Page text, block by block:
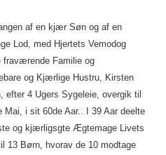
af en kjær Søn og af en
Lod, med Hjertets Vemodog
fraværende Familie og
og Kjærlige Hustru, Kirsten
efter 4 Ugers Sygeleie, overgik til
Mai, i sit 60de Aar.. I 39 Aar deelte
og kjærligsgte Ægtemage Livets
13 Børn, hvorav de 10 modtage